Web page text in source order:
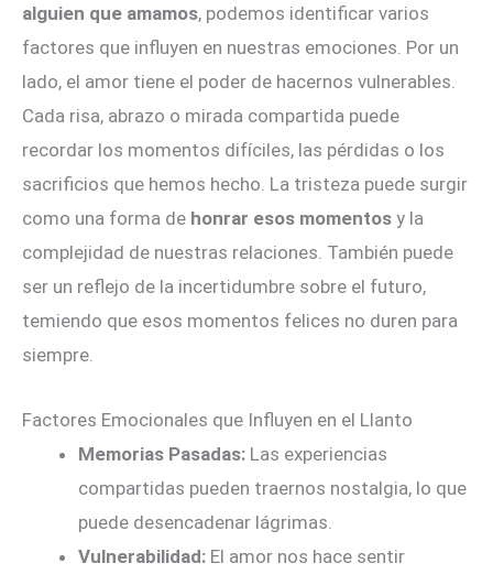
alguien que amamos, podemos identificar varios
factores que influyen en nuestras emociones. Por un
lado, el amor tiene el poder de hacernos vulnerables.
Cada risa, abrazo o mirada compartida puede
recordar los momentos difíciles, las pérdidas o los
sacrificios que hemos hecho. La tristeza puede surgir
como una forma de honrar esos momentos y la
complejidad de nuestras relaciones. También puede
ser un reflejo de la incertidumbre sobre el futuro,
temiendo que esos momentos felices no duren para
siempre.
Factores Emocionales que Influyen en el Llanto
Memorias Pasadas: Las experiencias
compartidas pueden traernos nostalgia, lo que
puede desencadenar lágrimas.
Vulnerabilidad: El amor nos hace sentir